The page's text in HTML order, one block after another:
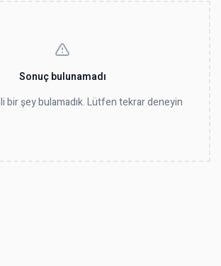
Sonuç bulunamadı
bir şey bulamadık. Lütfen tekrar deneyin